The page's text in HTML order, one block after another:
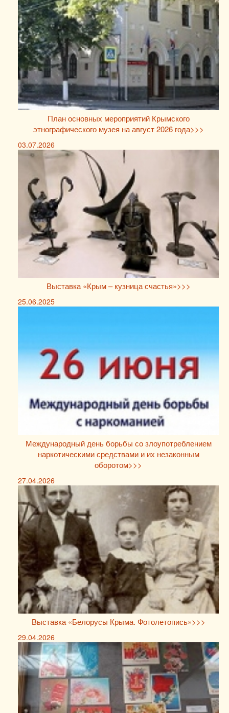
План основных мероприятий Крымского
этнографического музея на август 2026 года>>>
03.07.2026
Выставка «Крым – кузница счастья»>>>
25.06.2025
Международный день борьбы со злоупотреблением
наркотическими средствами и их незаконным
оборотом>>>
27.04.2026
Выставка «Белорусы Крыма. Фотолетопись»>>>
29.04.2026